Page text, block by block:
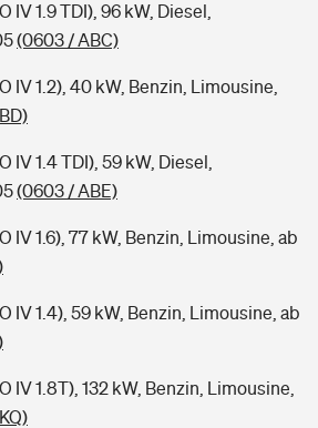
IV 1.9 TDI), 96 kW, Diesel,
(0603 / ABC)
IV 1.2), 40 kW, Benzin, Limousine,
IV 1.4 TDI), 59 kW, Diesel,
(0603 / ABE)
IV 1.6), 77 kW, Benzin, Limousine, ab
IV 1.4), 59 kW, Benzin, Limousine, ab
IV 1.8T), 132 kW, Benzin, Limousine,